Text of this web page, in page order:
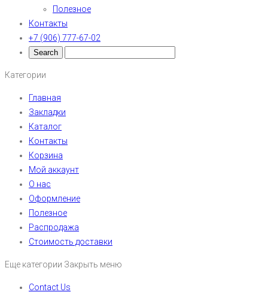
Полезное
Контакты
+7 (906) 777-67-02
Категории
Главная
Закладки
Каталог
Контакты
Корзина
Мой аккаунт
О нас
Оформление
Полезное
Распродажа
Стоимость доставки
Еще категории Закрыть меню
Contact Us